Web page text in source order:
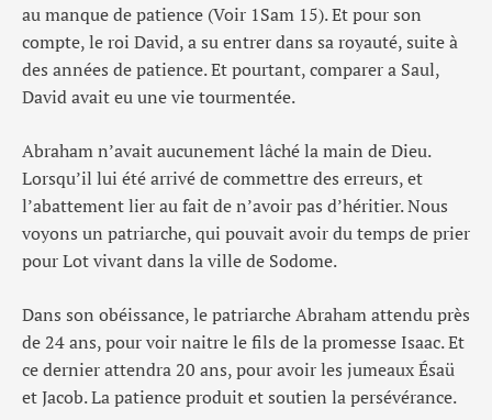
au manque de patience (Voir 1Sam 15). Et pour son
compte, le roi David, a su entrer dans sa royauté, suite à
des années de patience. Et pourtant, comparer a Saul,
David avait eu une vie tourmentée.
Abraham n’avait aucunement lâché la main de Dieu.
Lorsqu’il lui été arrivé de commettre des erreurs, et
l’abattement lier au fait de n’avoir pas d’héritier. Nous
voyons un patriarche, qui pouvait avoir du temps de prier
pour Lot vivant dans la ville de Sodome.
Dans son obéissance, le patriarche Abraham attendu près
de 24 ans, pour voir naitre le fils de la promesse Isaac. Et
ce dernier attendra 20 ans, pour avoir les jumeaux Ésaü
et Jacob. La patience produit et soutien la persévérance.